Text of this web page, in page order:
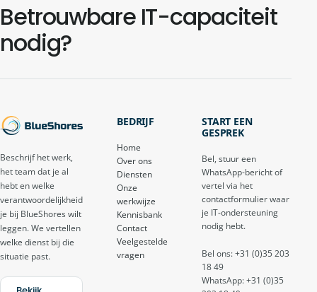
Betrouwbare IT-capaciteit
nodig?
Beschrijf het werk,
het team dat je al
hebt en welke
verantwoordelijkheid
je bij BlueShores wilt
leggen. We vertellen
welke dienst bij die
situatie past.
BEDRIJF
Home
Over ons
Diensten
Onze
werkwijze
Kennisbank
Contact
Veelgestelde
vragen
START EEN
GESPREK
Bel, stuur een
WhatsApp-bericht of
vertel via het
contactformulier waar
je IT-ondersteuning
nodig hebt.
Bel ons: +31 (0)35 203
18 49
WhatsApp: +31 (0)35